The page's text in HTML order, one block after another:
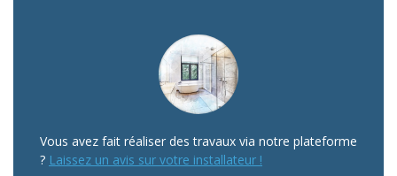
Vous avez fait réaliser des travaux via notre plateforme
? Laissez un avis sur votre installateur !